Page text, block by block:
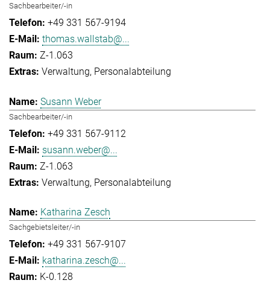
Sachbearbeiter/-in
+49 331 567-9194
thomas.wallstab@...
Z-1.063
Verwaltung Personalabteilung
Susann Weber
Sachbearbeiter/-in
+49 331 567-9112
susann.weber@...
Z-1.063
Verwaltung Personalabteilung
Katharina Zesch
Sachgebietsleiter/-in
+49 331 567-9107
katharina.zesch@...
K-0.128